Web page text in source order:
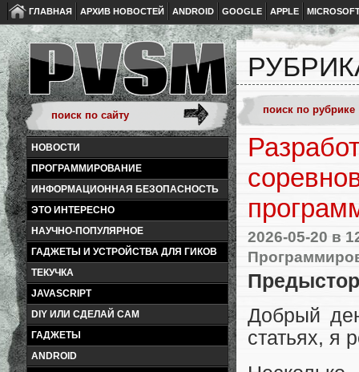
ГЛАВНАЯ АРХИВ НОВОСТЕЙ ANDROID GOOGLE APPLE
НОВОСТИ
ПРОГРАММИРОВАНИЕ
ИНФОРМАЦИОННАЯ БЕЗОПАСНОСТЬ
ЭТО ИНТЕРЕСНО
НАУЧНО-ПОПУЛЯРНОЕ
ГАДЖЕТЫ И УСТРОЙСТВА ДЛЯ ГИКОВ
ТЕКУЧКА
JAVASCRIPT
DIY ИЛИ СДЕЛАЙ САМ
ГАДЖЕТЫ
ANDROID
2026-05-20 в
Добрый
статьях, я